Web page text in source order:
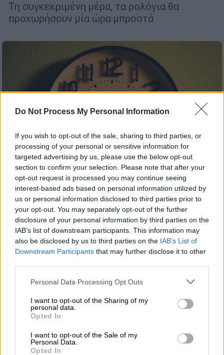
Do Not Process My Personal Information
If you wish to opt-out of the sale, sharing to third parties, or
processing of your personal or sensitive information for
targeted advertising by us, please use the below opt-out
section to confirm your selection. Please note that after your
opt-out request is processed you may continue seeing
interest-based ads based on personal information utilized by
us or personal information disclosed to third parties prior to
your opt-out. You may separately opt-out of the further
disclosure of your personal information by third parties on the
IAB’s list of downstream participants. This information may
also be disclosed by us to third parties on the IAB’s List of
Downstream Participants that may further disclose it to other
Please note that this website/app uses one or more Google
not limited to your visit or usage behaviour. You may click to
grant or deny consent to Google and its third-party tags to
use your data for below specified purposes in below Google
consent section.
Personal Data Processing Opt Outs
I want to opt-out of the Sharing of my
personal data.
Opted In
I want to opt-out of the Sale of my
Personal Data.
Opted In
Τη συγκεκριμένη μέρα, τα ρολόγια θα
προχωρήσουν μία ώρα μπροστά
Ελλάδα|20.03.2026 05:00
Αλλαγή ώρας 2026: Πότε γυρίζουμε
στην θερινή ώρα
Μια ανάσα από την αλλαγή ώρας